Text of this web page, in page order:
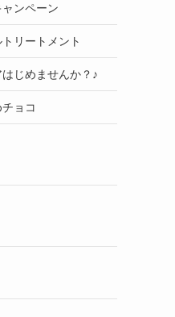
ンペーン
リートメント
じめませんか？♪
ョコ